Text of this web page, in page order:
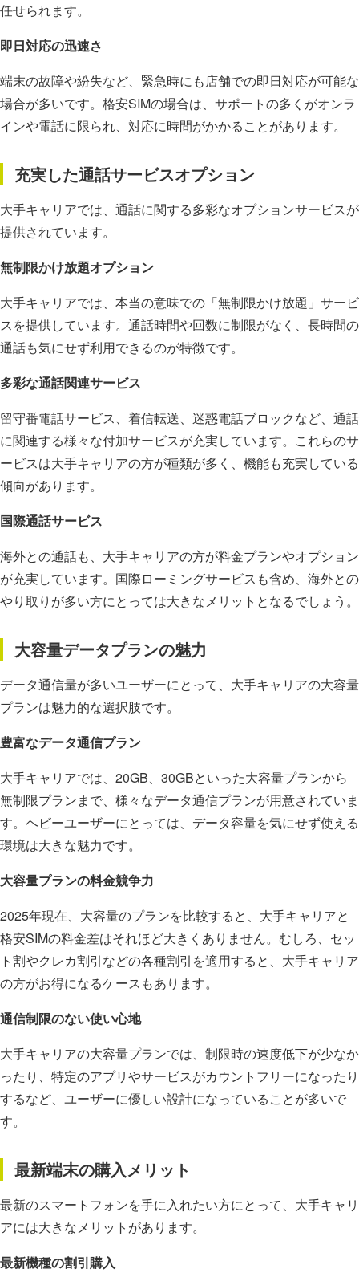
任せられます。
即日対応の迅速さ
端末の故障や紛失など、緊急時にも店舗での即日対応が可能な
場合が多いです。格安SIMの場合は、サポートの多くがオンラ
インや電話に限られ、対応に時間がかかることがあります。
充実した通話サービスオプション
大手キャリアでは、通話に関する多彩なオプションサービスが
提供されています。
無制限かけ放題オプション
大手キャリアでは、本当の意味での「無制限かけ放題」サービ
スを提供しています。通話時間や回数に制限がなく、長時間の
通話も気にせず利用できるのが特徴です。
多彩な通話関連サービス
留守番電話サービス、着信転送、迷惑電話ブロックなど、通話
に関連する様々な付加サービスが充実しています。これらのサ
ービスは大手キャリアの方が種類が多く、機能も充実している
傾向があります。
国際通話サービス
海外との通話も、大手キャリアの方が料金プランやオプション
が充実しています。国際ローミングサービスも含め、海外との
やり取りが多い方にとっては大きなメリットとなるでしょう。
大容量データプランの魅力
データ通信量が多いユーザーにとって、大手キャリアの大容量
プランは魅力的な選択肢です。
豊富なデータ通信プラン
大手キャリアでは、20GB、30GBといった大容量プランから
無制限プランまで、様々なデータ通信プランが用意されていま
す。ヘビーユーザーにとっては、データ容量を気にせず使える
環境は大きな魅力です。
大容量プランの料金競争力
2025年現在、大容量のプランを比較すると、大手キャリアと
格安SIMの料金差はそれほど大きくありません。むしろ、セッ
ト割やクレカ割引などの各種割引を適用すると、大手キャリア
の方がお得になるケースもあります。
通信制限のない使い心地
大手キャリアの大容量プランでは、制限時の速度低下が少なか
ったり、特定のアプリやサービスがカウントフリーになったり
するなど、ユーザーに優しい設計になっていることが多いで
す。
最新端末の購入メリット
最新のスマートフォンを手に入れたい方にとって、大手キャリ
アには大きなメリットがあります。
最新機種の割引購入